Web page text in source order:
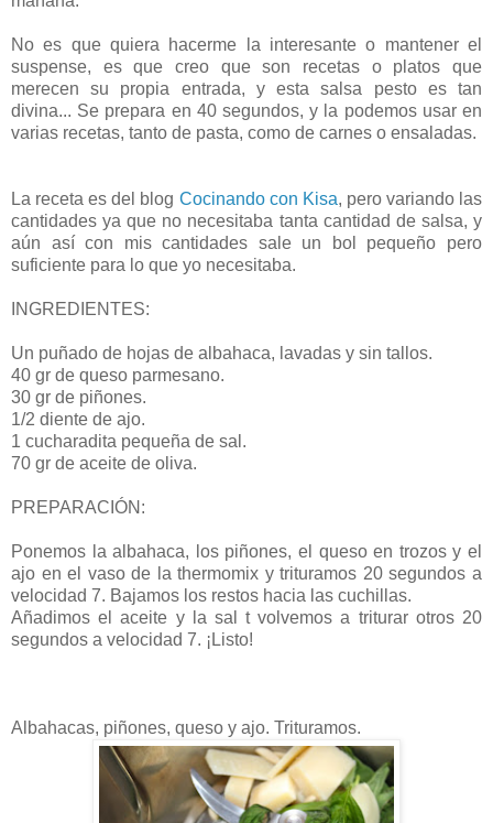
No es que quiera hacerme la interesante o mantener el
suspense, es que creo que son recetas o platos que
merecen su propia entrada, y esta salsa pesto es tan
divina... Se prepara en 40 segundos, y la podemos usar en
varias recetas, tanto de pasta, como de carnes o ensaladas.
La receta es del blog Cocinando con Kisa, pero variando las
cantidades ya que no necesitaba tanta cantidad de salsa, y
aún así con mis cantidades sale un bol pequeño pero
suficiente para lo que yo necesitaba.
INGREDIENTES:
Un puñado de hojas de albahaca, lavadas y sin tallos.
40 gr de queso parmesano.
30 gr de piñones.
1/2 diente de ajo.
1 cucharadita pequeña de sal.
70 gr de aceite de oliva.
PREPARACIÓN:
Ponemos la albahaca, los piñones, el queso en trozos y el
ajo en el vaso de la thermomix y trituramos 20 segundos a
velocidad 7. Bajamos los restos hacia las cuchillas.
Añadimos el aceite y la sal t volvemos a triturar otros 20
segundos a velocidad 7. ¡Listo!
Albahacas, piñones, queso y ajo. Trituramos.